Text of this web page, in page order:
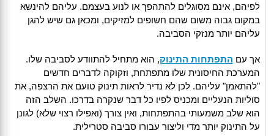
לפיהם, אינם מסוגלים להתהפך או לנוע בעצמם. עליהם להינשא
במקום גבוה משום שהם חשופים למזיקים, ומכאן גם שיש להגן
עליהם יותר מנזקי הסביבה.
אך עם התפתחות התינוק, הוא מתחיל להתוודע לסביבה שלו.
המערכת החיסונית שלו מתפתחת, וזקוקה לדברים חדשים
"להתאמן" עליהם. לכן לא נדיר לראות תינוק טועם את הרצפה, את
סוליות הנעליים ומכניס לפיו כל דבר שנקרה בדרכו. השלב הזה
הוא שלב משמעותי בהתפתחות, ואין צורך (ואפילו רצוי שלא) לגונן
על התינוק יותר מדי וליצור עבורו סביבה סטרילית.